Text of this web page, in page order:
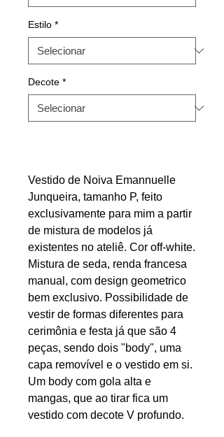
Estilo *
Decote *
Vestido de Noiva Emannuelle
Junqueira, tamanho P, feito
exclusivamente para mim a partir
de mistura de modelos já
existentes no ateliê. Cor off-white.
Mistura de seda, renda francesa
manual, com design geometrico
bem exclusivo. Possibilidade de
vestir de formas diferentes para
cerimônia e festa já que são 4
peças, sendo dois "body", uma
capa removível e o vestido em si.
Um body com gola alta e
mangas, que ao tirar fica um
vestido com decote V profundo.